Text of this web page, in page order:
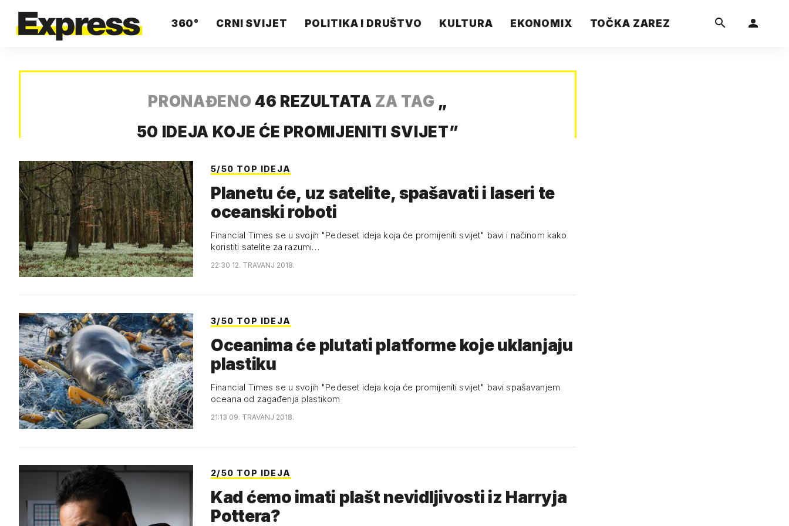
360° CRNI SVIJET POLITIKA I DRUŠTVO KULTURA EKONOMIX TOČKA ZAREZ
PRONAĐENO 46 REZULTATA ZA TAG „
50 IDEJA KOJE ĆE PROMIJENITI SVIJET”
5/50 TOP IDEJA
Planetu će, uz satelite, spašavati i laseri te
oceanski roboti
Financial Times se u svojih "Pedeset ideja koja će promijeniti svijet" bavi i načinom kako
koristiti satelite za razumi…
22:30 12. TRAVANJ 2018.
3/50 TOP IDEJA
Oceanima će plutati platforme koje uklanjaju
plastiku
Financial Times se u svojih "Pedeset ideja koja će promijeniti svijet" bavi spašavanjem
oceana od zagađenja plastikom
21:13 09. TRAVANJ 2018.
2/50 TOP IDEJA
Kad ćemo imati plašt nevidljivosti iz Harryja
Pottera?